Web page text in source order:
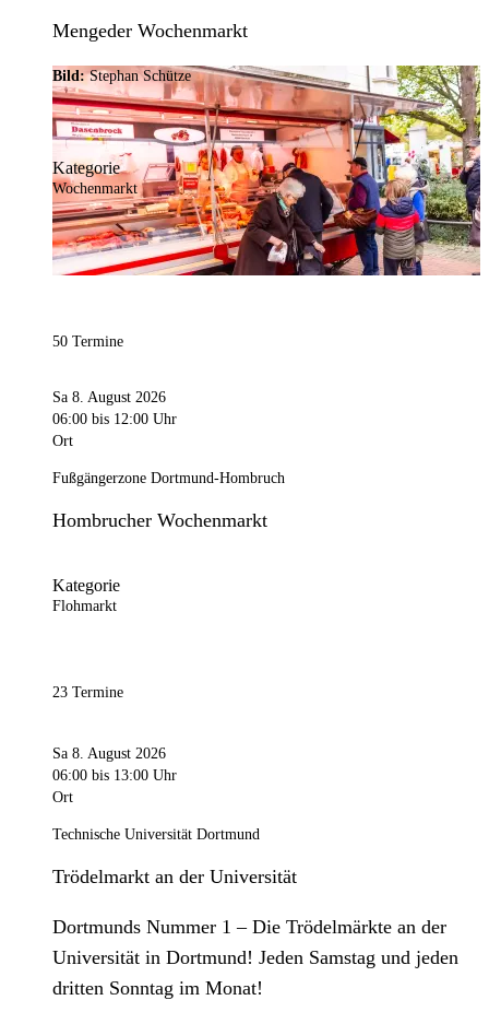
Mengeder Wochenmarkt
Bild:Stephan Schütze
Kategorie
Wochenmarkt
50 Termine
Sa 8. August 2026
06:00 bis 12:00 Uhr
Ort
Fußgängerzone Dortmund-Hombruch
Hombrucher Wochenmarkt
Kategorie
Flohmarkt
23 Termine
Sa 8. August 2026
06:00 bis 13:00 Uhr
Ort
Technische Universität Dortmund
Trödelmarkt an der Universität
Dortmunds Nummer 1 – Die Trödelmärkte an der
Universität in Dortmund! Jeden Samstag und jeden
dritten Sonntag im Monat!